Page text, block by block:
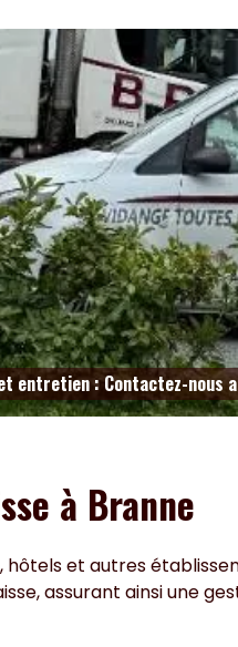
entretien : Contactez-nous
à Branne
et autres
assurant ainsi une